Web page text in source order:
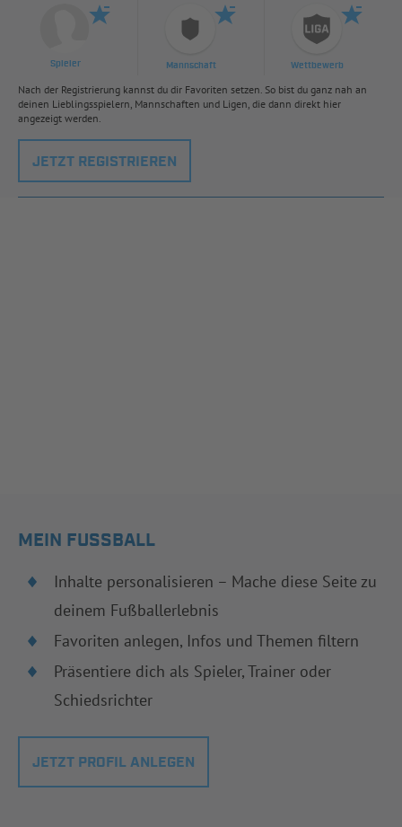
Spieler Mannschaft Wettbewerb
Nach der Registrierung kannst du dir Favoriten setzen. So bist du ganz nah an
deinen Lieblingsspielern, Mannschaften und Ligen, die dann direkt hier
angezeigt werden.
JETZT REGISTRIEREN
MEIN FUSSBALL
Inhalte personalisieren – Mache diese Seite zu
deinem Fußballerlebnis
Favoriten anlegen, Infos und Themen filtern
Präsentiere dich als Spieler, Trainer oder
Schiedsrichter
JETZT PROFIL ANLEGEN